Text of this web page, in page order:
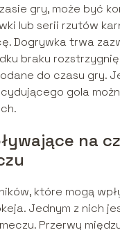
gry, może być
lub serii rzutów
Dogrywka trwa
braku
do czasu gry.
gola
na
które mogą
Jednym z nich
Przerwy